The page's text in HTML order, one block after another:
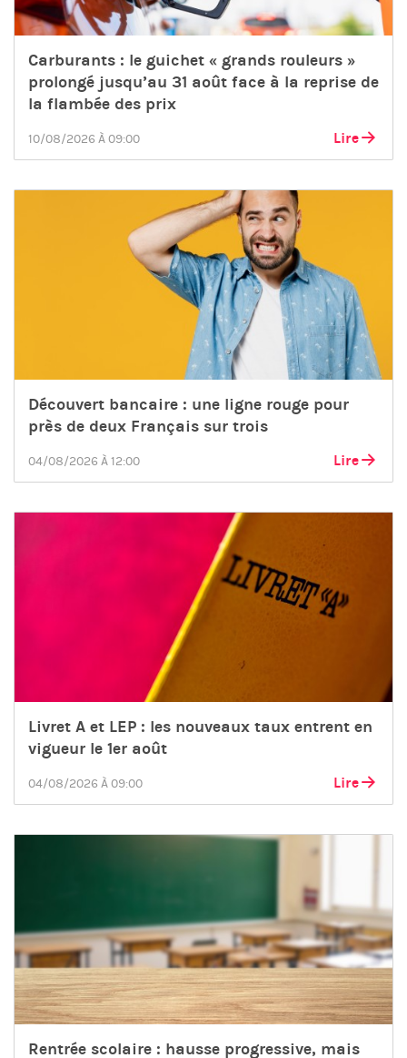
Carburants : le guichet « grands rouleurs »
prolongé jusqu’au 31 août face à la reprise de
la flambée des prix
10/08/2026 À 09:00 Lire
Découvert bancaire : une ligne rouge pour
près de deux Français sur trois
04/08/2026 À 12:00 Lire
Livret A et LEP : les nouveaux taux entrent en
vigueur le 1er août
04/08/2026 À 09:00 Lire
Rentrée scolaire : hausse progressive, mais